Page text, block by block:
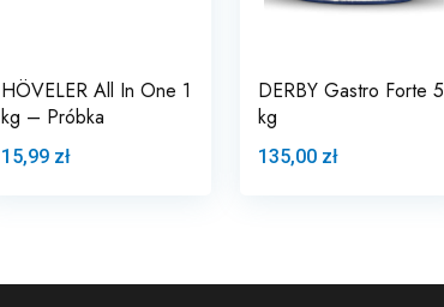
HÖVELER All In One 1
kg – Próbka
15,99 zł
DERBY Gastro Forte 5
kg
135,00 zł